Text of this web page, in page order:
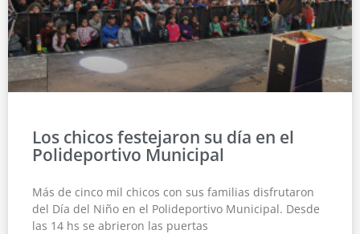
Los chicos festejaron su día en el
Polideportivo Municipal
Más de cinco mil chicos con sus familias disfrutaron
del Día del Niño en el Polideportivo Municipal. Desde
las 14 hs se abrieron las puertas